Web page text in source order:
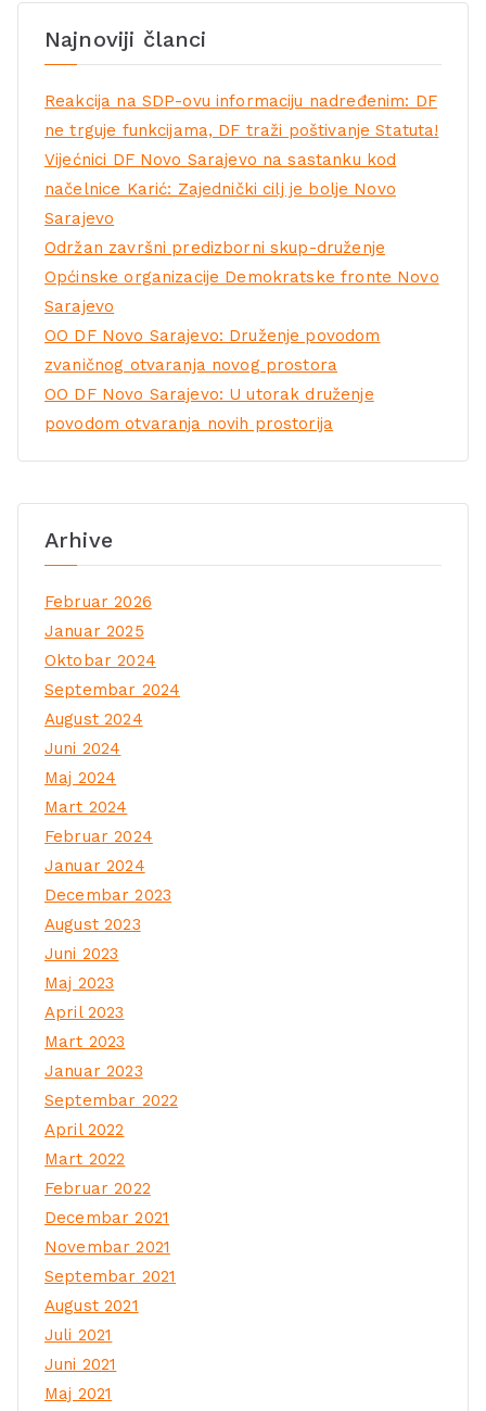
Najnoviji članci
Reakcija na SDP-ovu informaciju nadređenim: DF
ne trguje funkcijama, DF traži poštivanje Statuta!
Vijećnici DF Novo Sarajevo na sastanku kod
načelnice Karić: Zajednički cilj je bolje Novo
Sarajevo
Održan završni predizborni skup-druženje
Općinske organizacije Demokratske fronte Novo
Sarajevo
OO DF Novo Sarajevo: Druženje povodom
zvaničnog otvaranja novog prostora
OO DF Novo Sarajevo: U utorak druženje
povodom otvaranja novih prostorija
Arhive
Februar 2026
Januar 2025
Oktobar 2024
Septembar 2024
August 2024
Juni 2024
Maj 2024
Mart 2024
Februar 2024
Januar 2024
Decembar 2023
August 2023
Juni 2023
Maj 2023
April 2023
Mart 2023
Januar 2023
Septembar 2022
April 2022
Mart 2022
Februar 2022
Decembar 2021
Novembar 2021
Septembar 2021
August 2021
Juli 2021
Juni 2021
Maj 2021